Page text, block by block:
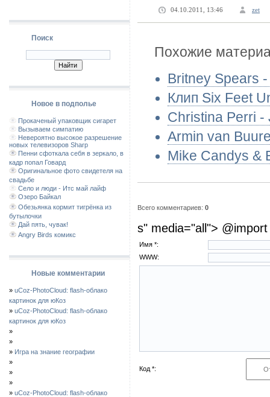
04.10.2011, 13:46 zet
Похожие
Britney Spears
Клип Six Feet
Christina Perri -
Armin van
Mike Candys &
Всего комментариев: 0
s" media="all">
Имя *:
WWW:
Код *:
Поиск
Новое в подполье
Прокаченый упаковщик сигарет
Вызываем симпатию
Невероятно высокое разрешение
новых телевизоров Sharp
Пенни сфоткала себя в зеркало, в
кадр попал Говард
Оригинальное фото свидетеля на
свадьбе
Село и люди - Итс май лайф
Озеро Байкал
Обезьянка кормит тигрёнка из
бутылочки
Дай пять, чувак!
Angry Birds комикс
Новые комментарии
» uCoz-PhotoCloud: flash-облако
картинок для юКоз
» uCoz-PhotoCloud: flash-облако
картинок для юКоз
»
»
» Игра на знание географии
»
»
»
» uCoz-PhotoCloud: flash-облако